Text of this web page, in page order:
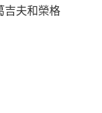
吉夫和榮格